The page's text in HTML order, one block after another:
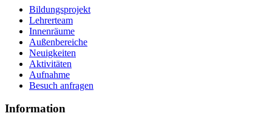
Bildungsprojekt
Lehrerteam
Innenräume
Außenbereiche
Neuigkeiten
Aktivitäten
Aufnahme
Besuch anfragen
Information